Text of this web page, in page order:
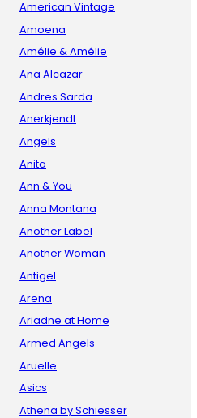
American Vintage
Amoena
Amélie & Amélie
Ana Alcazar
Andres Sarda
Anerkjendt
Angels
Anita
Ann & You
Anna Montana
Another Label
Another Woman
Antigel
Arena
Ariadne at Home
Armed Angels
Aruelle
Asics
Athena by Schiesser